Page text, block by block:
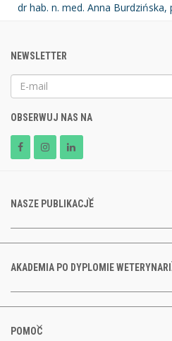
dr hab. n. med. Anna Burdzińska,
NEWSLETTER
OBSERWUJ NAS NA
NASZE PUBLIKACJE
AKADEMIA PO DYPLOMIE
POMOC